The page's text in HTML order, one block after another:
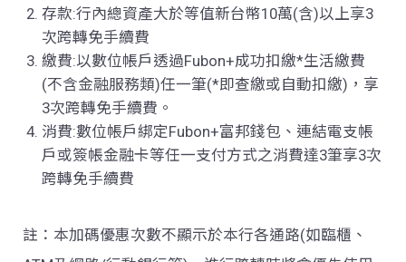
存款:行內總資產大於等值新台幣10萬(含)以上享3
次跨轉免手續費
繳費:以數位帳戶透過Fubon+成功扣繳*生活繳費
(不含金融服務類)任一筆(*即查繳或自動扣繳)，享
3次跨轉免手續費。
消費:數位帳戶綁定Fubon+富邦錢包、連結電支帳
戶或簽帳金融卡等任一支付方式之消費達3筆享3次
跨轉免手續費
註：本加碼優惠次數不顯示於本行各通路(如臨櫃、